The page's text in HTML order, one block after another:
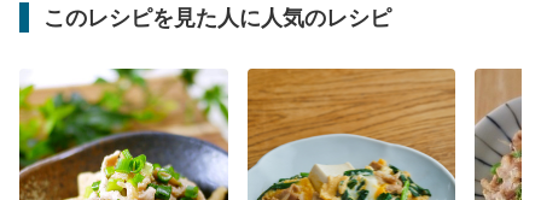
このレシピを見た人に人気のレシピ